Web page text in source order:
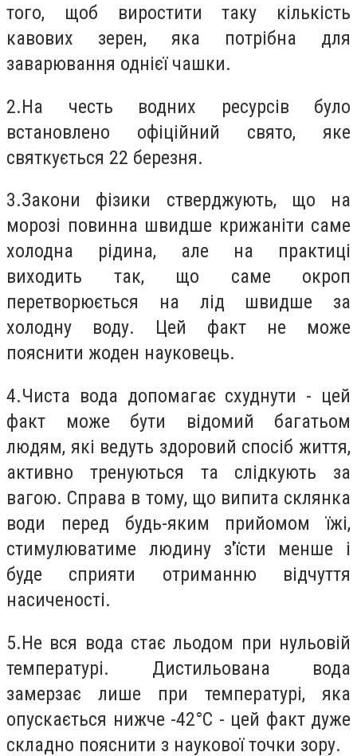
того, щоб виростити таку кількість
кавових зерен, яка потрібна для
заварювання однієї чашки.
2.На честь водних ресурсів було
встановлено офіційний свято, яке
святкується 22 березня.
3.Закони фізики стверджують, що на
морозі повинна швидше крижаніти саме
холодна рідина, але на практиці
виходить так, що саме окроп
перетворюється на лід швидше за
холодну воду. Цей факт не може
пояснити жоден науковець.
4.Чиста вода допомагає схуднути - цей
факт може бути відомий багатьом
людям, які ведуть здоровий спосіб життя,
активно тренуються та слідкують за
вагою. Справа в тому, що випита склянка
води перед будь-яким прийомом їжі,
стимулюватиме людину з'їсти менше і
буде сприяти отриманню відчуття
насиченості.
5.Не вся вода стає льодом при нульовій
температурі. Дистильована вода
замерзає лише при температурі, яка
опускається нижче -42°С - цей факт дуже
складно пояснити з наукової точки зору.